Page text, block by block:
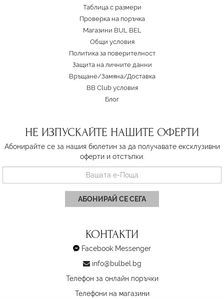
Таблица с размери
Проверка на поръчка
Магазини BUL BEL
Oбщи условия
Политика за поверителност
Защита на личните данни
Връщане/Замяна/Доставка
BB Club условия
Блог
НЕ ИЗПУСКАЙТЕ НАШИТЕ ОФЕРТИ
Абонирайте се за нашия бюлетин за да получавате ексклузивни
оферти и отстъпки.
АБОНИРАЙ СЕ СЕГА
КОНТАКТИ
Facebook Messenger
info@bulbel.bg
Телефон за онлайн поръчки
Телефони на магазини